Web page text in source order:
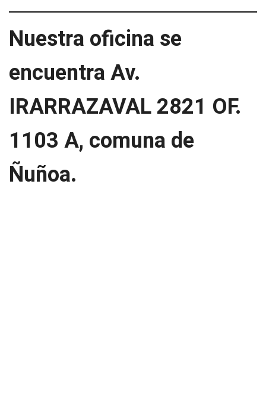
Nuestra oficina se
encuentra Av.
IRARRAZAVAL 2821 OF.
1103 A, comuna de
Ñuñoa.